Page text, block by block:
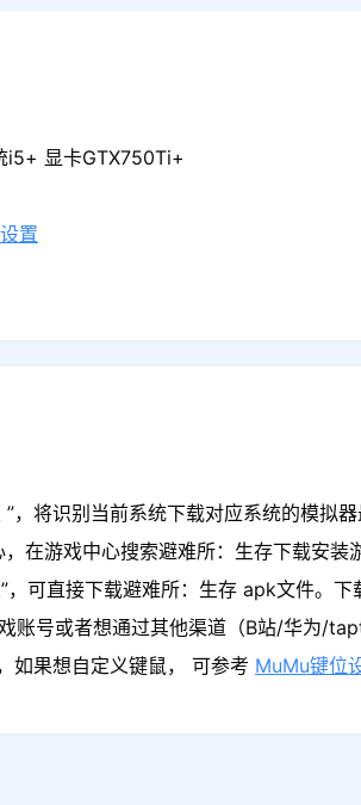
i5+ 显卡GTX750Ti+
置
将识别当前系统下载对应系统的模拟
在游戏中心搜索避难所：生存下载安装
可直接下载避难所：生存 apk文件。下
账号或者想通过其他渠道（B站/华为/
如果想自定义键鼠， 可参考 MuMu键位